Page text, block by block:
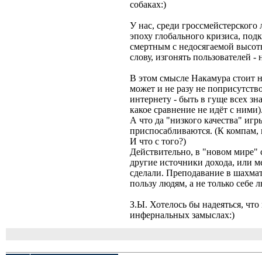
собаках:)
У нас, среди
эпоху глобального кризиса,
смертным с недосягаемой
слову, изгонять
В этом смысле Накамура стоит
может и не разу не
интернету - быть в гуще всех
какое сравнение не идёт с
А что да "низкого качества"
приспосабливаются. (К компам,
И что с того?)
Действительно, в "новом мире"
другие источники дохода, или
сделали. Преподавание в
пользу людям, а не только себе
З.Ы. Хотелось бы надеяться,
инфернальных замыслах:)